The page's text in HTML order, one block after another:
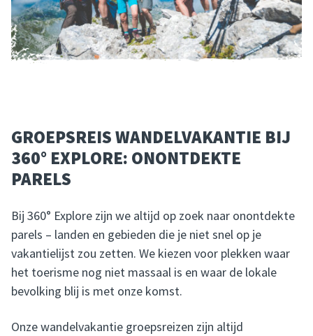
GROEPSREIS WANDELVAKANTIE BIJ
360° EXPLORE: ONONTDEKTE
PARELS
Bij 360° Explore zijn we altijd op zoek naar onontdekte
parels – landen en gebieden die je niet snel op je
vakantielijst zou zetten. We kiezen voor plekken waar
het toerisme nog niet massaal is en waar de lokale
bevolking blij is met onze komst.
Onze wandelvakantie groepsreizen zijn altijd